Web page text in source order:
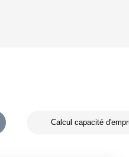
Calcul capacité